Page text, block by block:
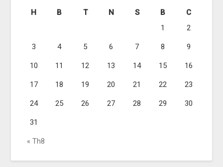
H B T N S B C
« Th8
1 2
3 4 5 6 7 8 9
10 11 12 13 14 15 16
17 18 19 20 21 22 23
24 25 26 27 28 29 30
31